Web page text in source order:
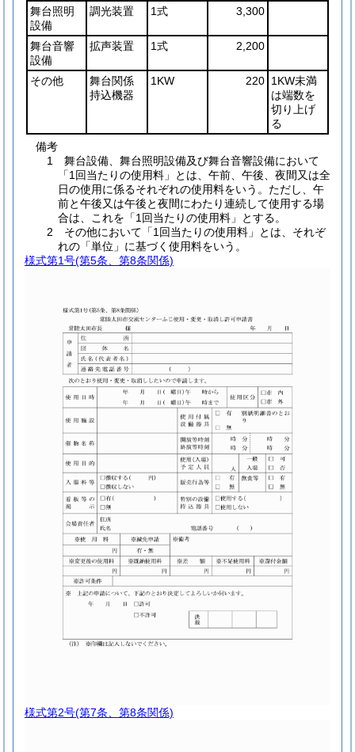
舞台照明
設備
調光装置 1式 3,300
舞台音響
設備
拡声装置 1式 2,200
その他
舞台関係
持込機器
1KW 220 1KW未満
は端数を
切り上げ
る
備考
1 舞台設備、舞台照明設備及び舞台音響設備において
「1回当たりの使用料」とは、午前、午後、夜間又は全
日の使用に係るそれぞれの使用料をいう。ただし、午
前と午後又は午後と夜間にわたり連続して使用する場
合は、これを「1回当たりの使用料」とする。
2 その他において「1回当たりの使用料」とは、それぞ
れの「単位」に基づく使用料をいう。
様式第1号(第5条、第8条関係)
様式第2号(第7条、第8条関係)